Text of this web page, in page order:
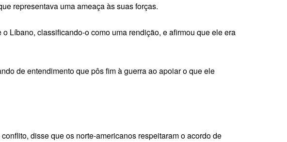
representava uma ameaça às suas forças.
Líbano, classificando-o como uma rendição, e afirmou que ele era
de entendimento que pôs fim à guerra ao apoiar o que ele
disse que os norte-americanos respeitaram o acordo de